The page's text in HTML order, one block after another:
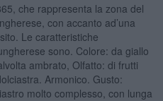
che rappresenta la zona del
con accanto ad’una
Le caratteristiche
sono. Colore: da giallo
ambrato, Olfatto: di frutti
Armonico. Gusto:
molto complesso, con lunga